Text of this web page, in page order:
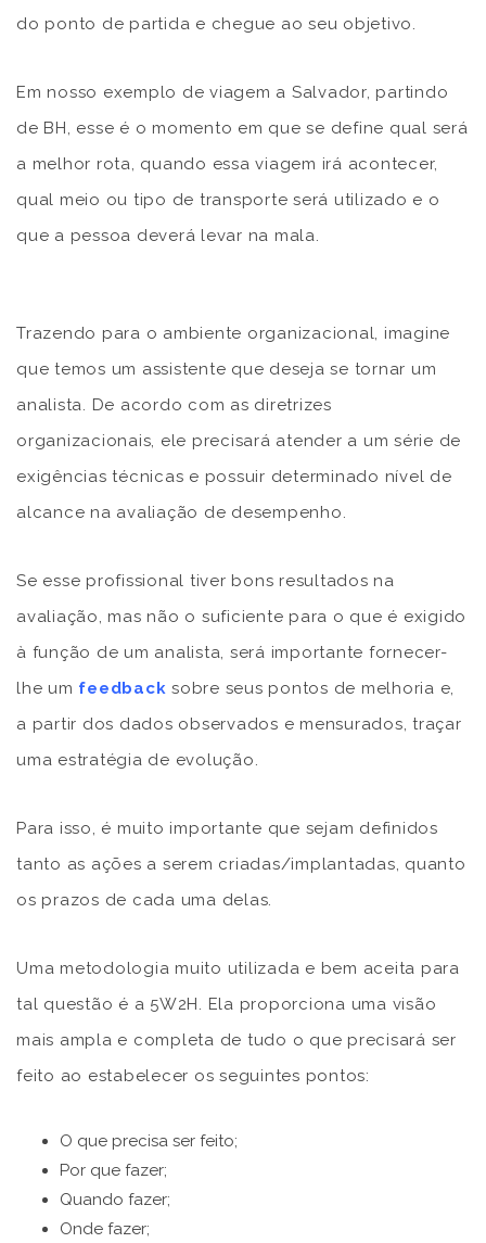
do ponto de partida e chegue ao seu objetivo.
Em nosso exemplo de viagem a Salvador, partindo
de BH, esse é o momento em que se define qual será
a melhor rota, quando essa viagem irá acontecer,
qual meio ou tipo de transporte será utilizado e o
que a pessoa deverá levar na mala.
Trazendo para o ambiente organizacional, imagine
que temos um assistente que deseja se tornar um
analista. De acordo com as diretrizes
organizacionais, ele precisará atender a um série de
exigências técnicas e possuir determinado nível de
alcance na avaliação de desempenho.
Se esse profissional tiver bons resultados na
avaliação, mas não o suficiente para o que é exigido
à função de um analista, será importante fornecer-
lhe um feedback sobre seus pontos de melhoria e,
a partir dos dados observados e mensurados, traçar
uma estratégia de evolução.
Para isso, é muito importante que sejam definidos
tanto as ações a serem criadas/implantadas, quanto
os prazos de cada uma delas.
Uma metodologia muito utilizada e bem aceita para
tal questão é a 5W2H. Ela proporciona uma visão
mais ampla e completa de tudo o que precisará ser
feito ao estabelecer os seguintes pontos:
O que precisa ser feito;
Por que fazer;
Quando fazer;
Onde fazer;